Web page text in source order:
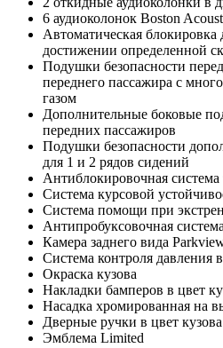
6 аудиоколонок Boston
Автоматическая
достижении определенной
Подушки безопасности
переднего пассажира с
газом
Дополнительные боковые
передних пассажиров
Подушки безопасности
для 1 и 2 рядов сидений
Антиблокировочная
Система курсовой
Система помощи при
Антипробуксовочная система
Камера заднего вида
Система контроля давления
Окраска кузова
Накладки бамперов в цвет
Насадка хромированная на
Дверные ручки в цвет кузова
Эмблема Limited